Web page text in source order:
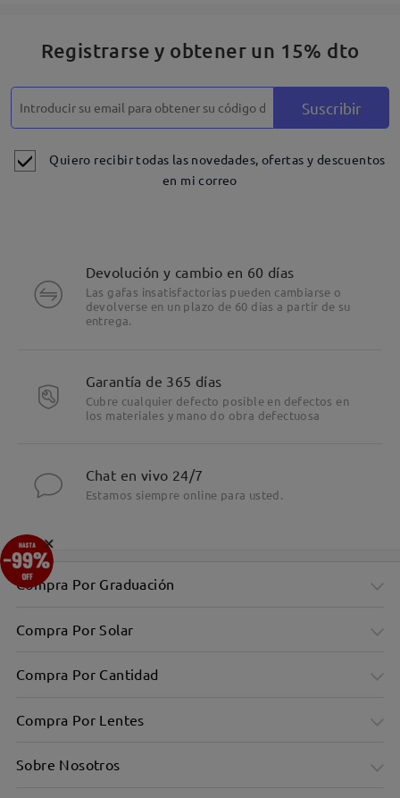
Registrarse y obtener un 15% dto
Suscribir
Quiero recibir todas las novedades, ofertas y descuentos
en mi correo
Devolución y cambio en 60 días
Las gafas insatisfactorias pueden cambiarse o
devolverse en un plazo de 60 días a partir de su
entrega.
Garantía de 365 días
Cubre cualquier defecto posible en defectos en
los materiales y mano do obra defectuosa
Chat en vivo 24/7
Estamos siempre online para usted.
Compra Por Graduación
Compra Por Solar
Compra Por Cantidad
Compra Por Lentes
Sobre Nosotros
×